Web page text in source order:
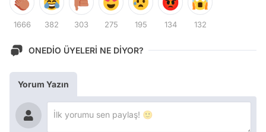
1666 382 303 275 195 134 132
ONEDİO ÜYELERİ NE DİYOR?
Yorum Yazın